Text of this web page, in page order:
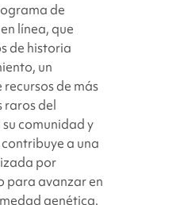
de
línea, que
de historia
un
de más
raros del
comunidad y
a una
por
para avanzar en
genética.